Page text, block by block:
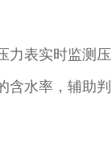
表实时监测
水率，辅助